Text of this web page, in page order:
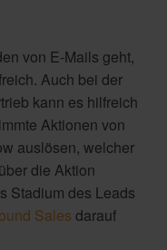
von E-Mails geht,
Auch bei der
kann es hilfreich
Aktionen von
auslösen, welcher
die Aktion
Stadium des Leads
Sales darauf